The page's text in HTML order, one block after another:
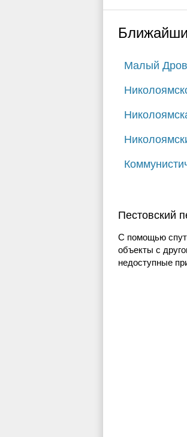
Малый
Пестовский
С помощью
объекты с
недоступные